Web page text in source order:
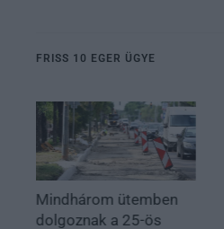
FRISS 10 EGER ÜGYE
Mindhárom ütemben
dolgoznak a 25-ös